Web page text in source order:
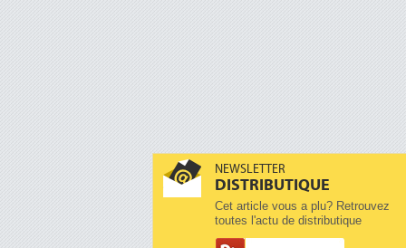
NEWSLETTER
DISTRIBUTIQUE
Cet article vous a plu? Retrouvez
toutes l'actu de distributique